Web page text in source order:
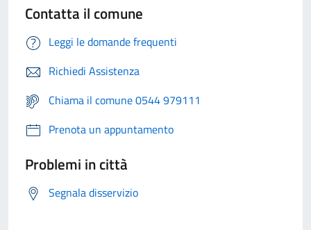
Contatta il comune
Leggi le domande frequenti
Richiedi Assistenza
Chiama il comune 0544 979111
Prenota un appuntamento
Problemi in città
Segnala disservizio